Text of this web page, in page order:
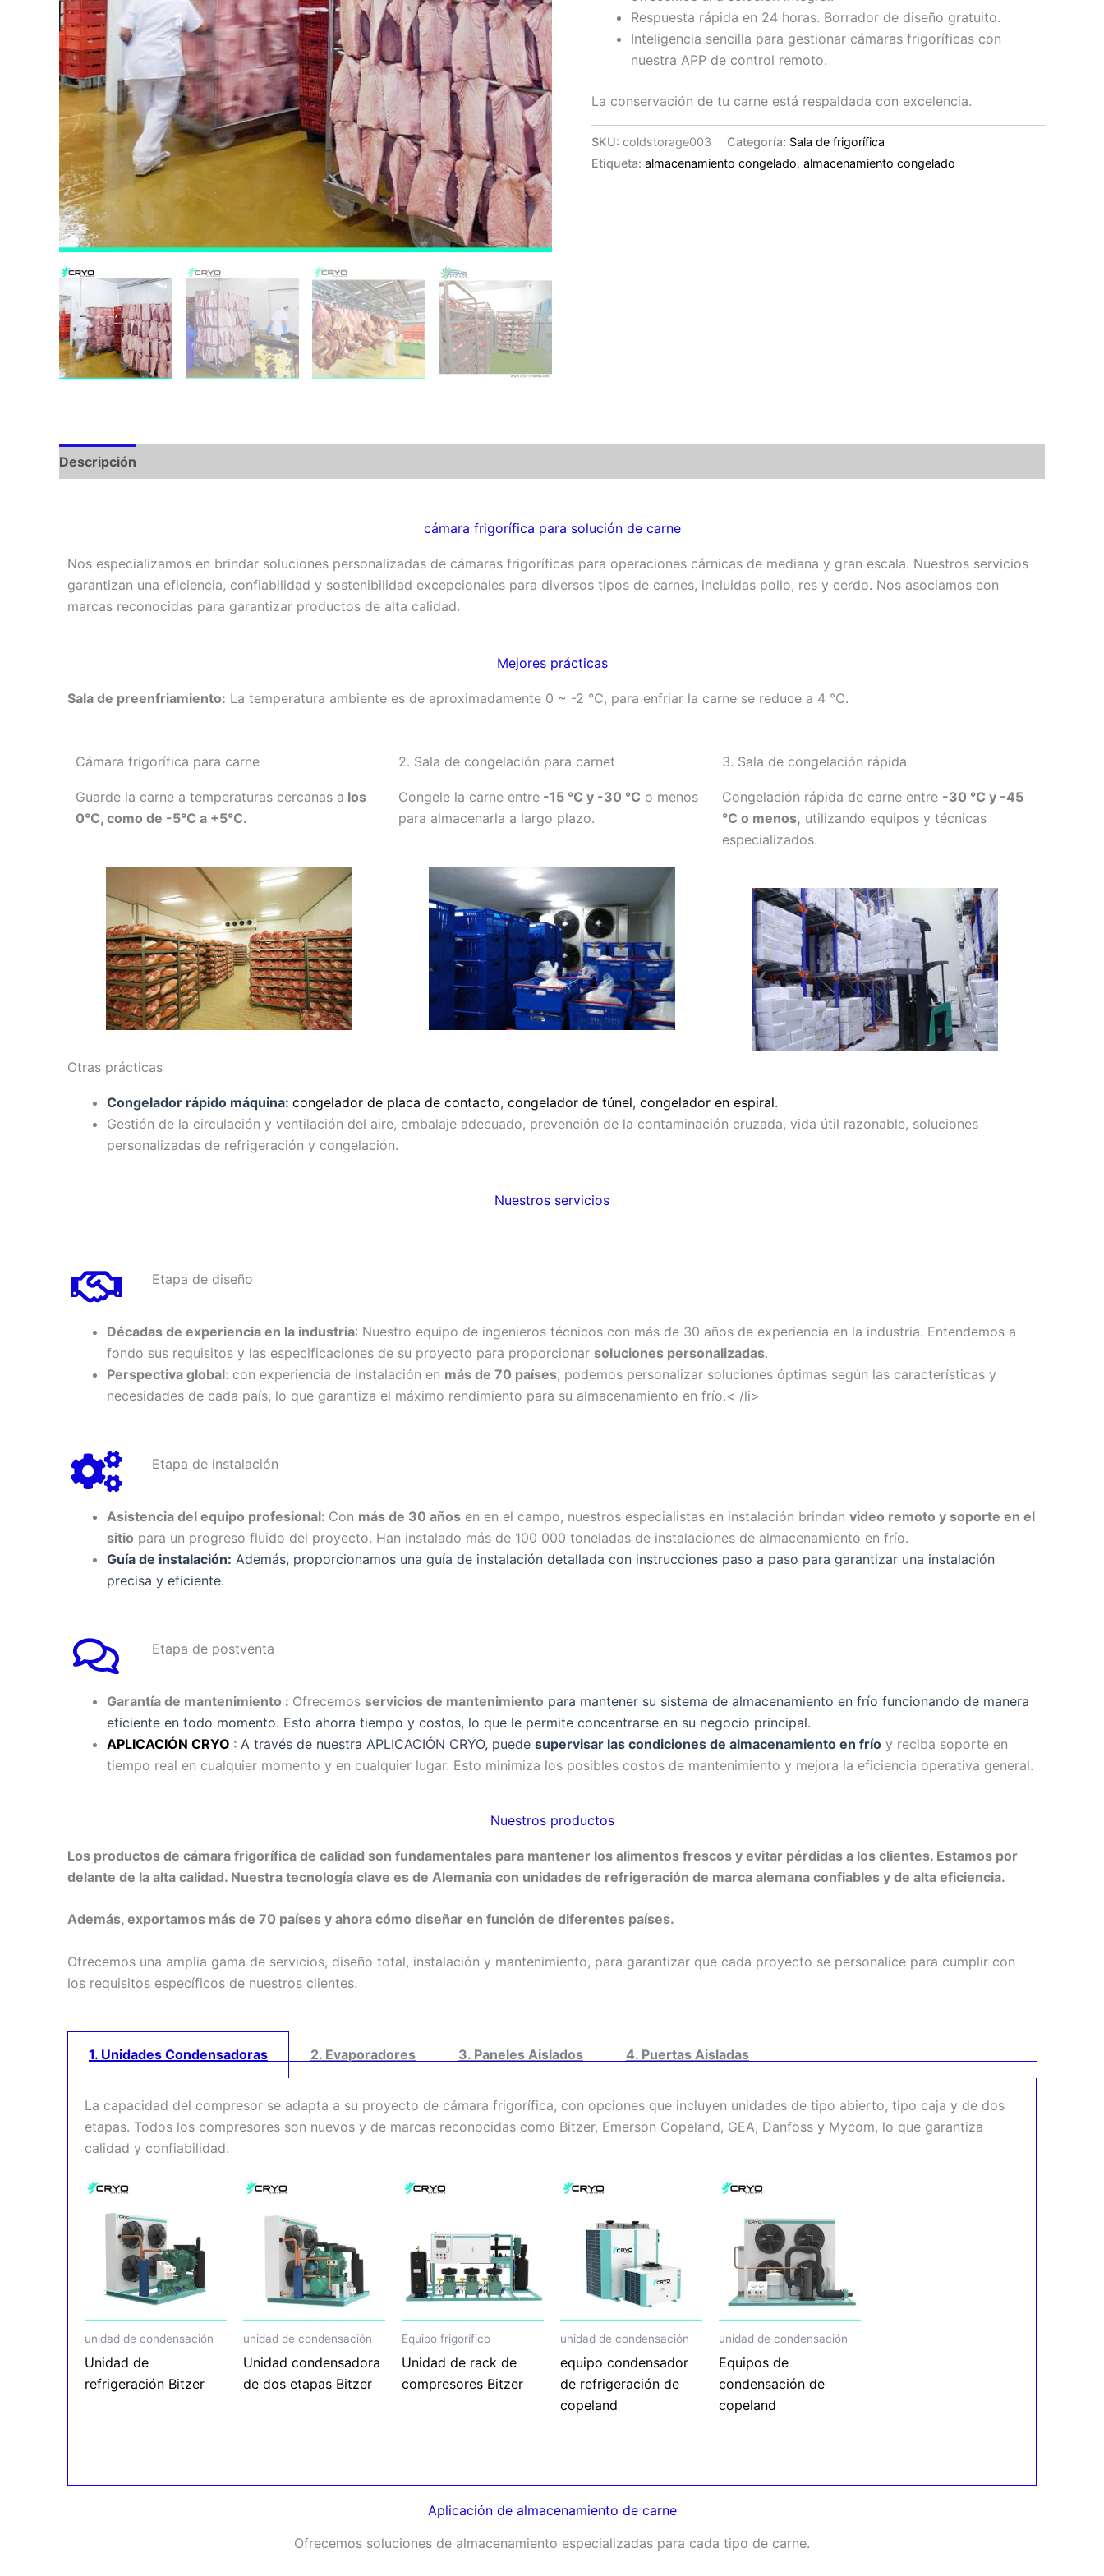
Respuesta rápida en 24 horas. Borrador de diseño gratuito.
Inteligencia sencilla para gestionar cámaras frigoríficas con
nuestra APP de control remoto.
La conservación de tu carne está respaldada con excelencia.
SKU: coldstorage003 Categoría: Sala de frigorífica
Etiqueta: almacenamiento congelado, almacenamiento congelado
Descripción
cámara frigorífica para solución de carne
Nos especializamos en brindar soluciones personalizadas de cámaras frigoríficas para operaciones cárnicas de mediana y gran escala. Nuestros servicios
garantizan una eficiencia, confiabilidad y sostenibilidad excepcionales para diversos tipos de carnes, incluidas pollo, res y cerdo. Nos asociamos con
marcas reconocidas para garantizar productos de alta calidad.
Mejores prácticas
Sala de preenfriamiento: La temperatura ambiente es de aproximadamente 0 ~ -2 ℃, para enfriar la carne se reduce a 4 ℃.
Cámara frigorífica para carne
Guarde la carne a temperaturas cercanas a los
0°C, como de -5°C a +5°C.
2. Sala de congelación para carnet
Congele la carne entre -15 °C y -30 °C o menos
para almacenarla a largo plazo.
3. Sala de congelación rápida
Congelación rápida de carne entre -30 °C y -45
°C o menos, utilizando equipos y técnicas
especializados.
Otras prácticas
Congelador rápido máquina: congelador de placa de contacto, congelador de túnel, congelador en espiral.
Gestión de la circulación y ventilación del aire, embalaje adecuado, prevención de la contaminación cruzada, vida útil razonable, soluciones
personalizadas de refrigeración y congelación.
Nuestros servicios
Etapa de diseño
Décadas de experiencia en la industria: Nuestro equipo de ingenieros técnicos con más de 30 años de experiencia en la industria. Entendemos a
fondo sus requisitos y las especificaciones de su proyecto para proporcionar soluciones personalizadas.
Perspectiva global: con experiencia de instalación en más de 70 países, podemos personalizar soluciones óptimas según las características y
necesidades de cada país, lo que garantiza el máximo rendimiento para su almacenamiento en frío.< /li>
Etapa de instalación
Asistencia del equipo profesional: Con más de 30 años en en el campo, nuestros especialistas en instalación brindan video remoto y soporte en el
sitio para un progreso fluido del proyecto. Han instalado más de 100 000 toneladas de instalaciones de almacenamiento en frío.
Guía de instalación: Además, proporcionamos una guía de instalación detallada con instrucciones paso a paso para garantizar una instalación
precisa y eficiente.
Etapa de postventa
Garantía de mantenimiento : Ofrecemos servicios de mantenimiento para mantener su sistema de almacenamiento en frío funcionando de manera
eficiente en todo momento. Esto ahorra tiempo y costos, lo que le permite concentrarse en su negocio principal.
APLICACIÓN CRYO : A través de nuestra APLICACIÓN CRYO, puede supervisar las condiciones de almacenamiento en frío y reciba soporte en
tiempo real en cualquier momento y en cualquier lugar. Esto minimiza los posibles costos de mantenimiento y mejora la eficiencia operativa general.
Nuestros productos
Los productos de cámara frigorífica de calidad son fundamentales para mantener los alimentos frescos y evitar pérdidas a los clientes. Estamos por
delante de la alta calidad. Nuestra tecnología clave es de Alemania con unidades de refrigeración de marca alemana confiables y de alta eficiencia.
Además, exportamos más de 70 países y ahora cómo diseñar en función de diferentes países.
Ofrecemos una amplia gama de servicios, diseño total, instalación y mantenimiento, para garantizar que cada proyecto se personalice para cumplir con
los requisitos específicos de nuestros clientes.
1. Unidades Condensadoras 2. Evaporadores 3. Paneles Aislados 4. Puertas Aisladas
La capacidad del compresor se adapta a su proyecto de cámara frigorífica, con opciones que incluyen unidades de tipo abierto, tipo caja y de dos
etapas. Todos los compresores son nuevos y de marcas reconocidas como Bitzer, Emerson Copeland, GEA, Danfoss y Mycom, lo que garantiza
calidad y confiabilidad.
unidad de condensación
Unidad de
refrigeración Bitzer
unidad de condensación
Unidad condensadora
de dos etapas Bitzer
Equipo frigorífico
Unidad de rack de
compresores Bitzer
unidad de condensación
equipo condensador
de refrigeración de
copeland
unidad de condensación
Equipos de
condensación de
copeland
Aplicación de almacenamiento de carne
Ofrecemos soluciones de almacenamiento especializadas para cada tipo de carne.